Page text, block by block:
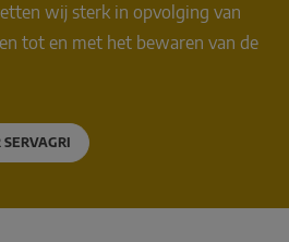
wij sterk in opvolging van
tot en met het bewaren van de